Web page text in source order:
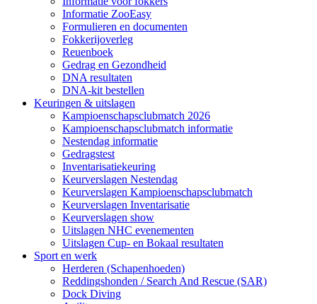
Informatie ZooEasy
Formulieren en documenten
Fokkerijoverleg
Reuenboek
Gedrag en Gezondheid
DNA resultaten
DNA-kit bestellen
Keuringen & uitslagen
Kampioenschapsclubmatch 2026
Kampioenschapsclubmatch informatie
Nestendag informatie
Gedragstest
Inventarisatiekeuring
Keurverslagen Nestendag
Keurverslagen Kampioenschapsclubmatch
Keurverslagen Inventarisatie
Keurverslagen show
Uitslagen NHC evenementen
Uitslagen Cup- en Bokaal resultaten
Sport en werk
Herderen (Schapenhoeden)
Reddingshonden / Search And Rescue (SAR)
Dock Diving